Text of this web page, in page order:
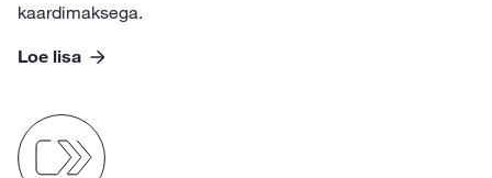
kaardimaksega.
Loe lisa